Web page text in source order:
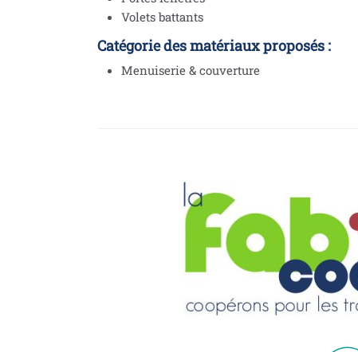
Volets battants
Catégorie des matériaux proposés :
Menuiserie & couverture